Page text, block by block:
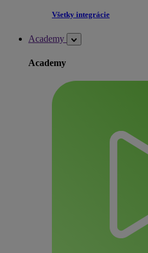
Všetky integrácie
Academy
Academy